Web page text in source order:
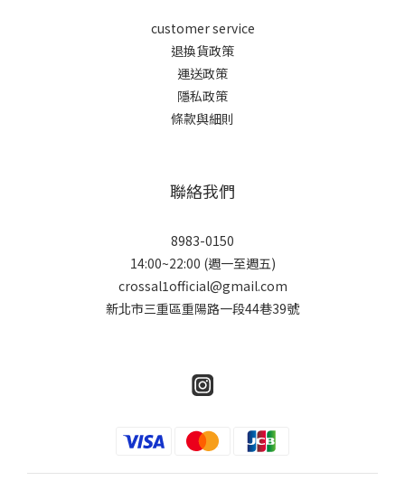
customer service
退換貨政策
運送政策
隱私政策
條款與細則
聯絡我們
8983-0150
14:00~22:00 (週一至週五)
crossal1official@gmail.com
新北市三重區重陽路一段44巷39號